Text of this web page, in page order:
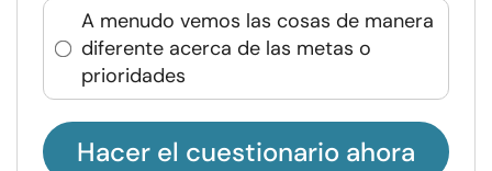
A menudo vemos las cosas de manera
diferente acerca de las metas o
prioridades
Hacer el cuestionario ahora